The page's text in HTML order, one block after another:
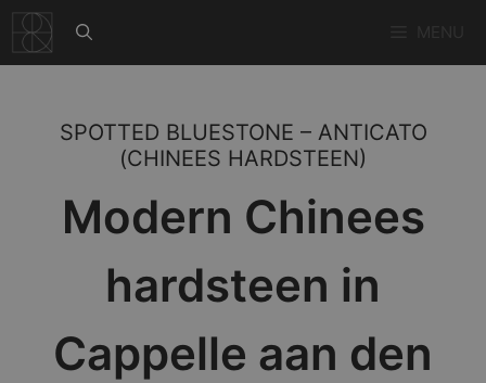
naar
de
SPOTTED BLUESTONE – ANTICATO
(CHINEES HARDSTEEN)
Modern Chinees
hardsteen in
Cappelle aan den